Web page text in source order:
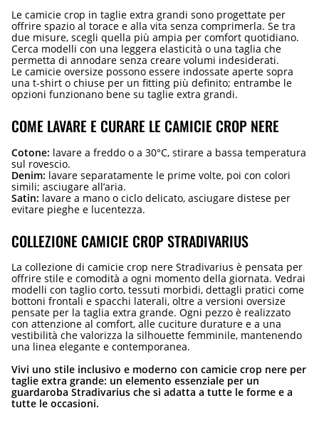
Le camicie crop in taglie extra grandi sono progettate per
offrire spazio al torace e alla vita senza comprimerla. Se tra
due misure, scegli quella più ampia per comfort quotidiano.
Cerca modelli con una leggera elasticità o una taglia che
permetta di annodare senza creare volumi indesiderati.
Le camicie oversize possono essere indossate aperte sopra
una t-shirt o chiuse per un fitting più definito; entrambe le
opzioni funzionano bene su taglie extra grandi.
COME LAVARE E CURARE LE CAMICIE CROP NERE
Cotone: lavare a freddo o a 30°C, stirare a bassa temperatura
sul rovescio.
Denim: lavare separatamente le prime volte, poi con colori
simili; asciugare all’aria.
Satin: lavare a mano o ciclo delicato, asciugare distese per
evitare pieghe e lucentezza.
COLLEZIONE CAMICIE CROP STRADIVARIUS
La collezione di camicie crop nere Stradivarius è pensata per
offrire stile e comodità a ogni momento della giornata. Vedrai
modelli con taglio corto, tessuti morbidi, dettagli pratici come
bottoni frontali e spacchi laterali, oltre a versioni oversize
pensate per la taglia extra grande. Ogni pezzo è realizzato
con attenzione al comfort, alle cuciture durature e a una
vestibilità che valorizza la silhouette femminile, mantenendo
una linea elegante e contemporanea.
Vivi uno stile inclusivo e moderno con camicie crop nere per
taglie extra grande: un elemento essenziale per un
guardaroba Stradivarius che si adatta a tutte le forme e a
tutte le occasioni.